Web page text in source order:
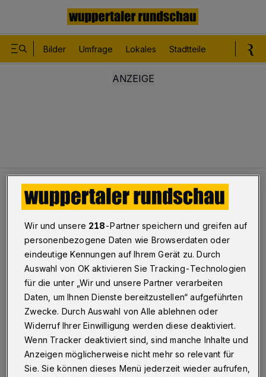
Bilder Umfrage Lokales Stadtteile
Gar nicht mehr damit gerechnet
Verlorener Personalausweis
Gar nicht mehr damit
gerechnet
Betr.: verlorener Personalausweis
Eine Minute Lesezeit
Wir und unsere 218-Partner speichern und greifen auf
personenbezogene Daten wie Browserdaten oder
eindeutige Kennungen auf Ihrem Gerät zu. Durch
Auswahl von OK aktivieren Sie Tracking-Technologien
für die unter „Wir und unsere Partner verarbeiten
Daten, um Ihnen Dienste bereitzustellen“ aufgeführten
Zwecke. Durch Auswahl von Alle ablehnen oder
Widerruf Ihrer Einwilligung werden diese deaktiviert.
Wenn Tracker deaktiviert sind, sind manche Inhalte und
Anzeigen möglicherweise nicht mehr so relevant für
Sie. Sie können dieses Menü jederzeit wieder aufrufen,